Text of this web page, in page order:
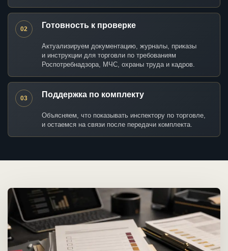
02 Готовность к проверке
Актуализируем документацию, журналы, приказы
и инструкции для торговли по требованиям
Роспотребнадзора, МЧС, охраны труда и кадров.
03 Поддержка по комплекту
Объясняем, что показывать инспектору по торговле,
и остаемся на связи после передачи комплекта.